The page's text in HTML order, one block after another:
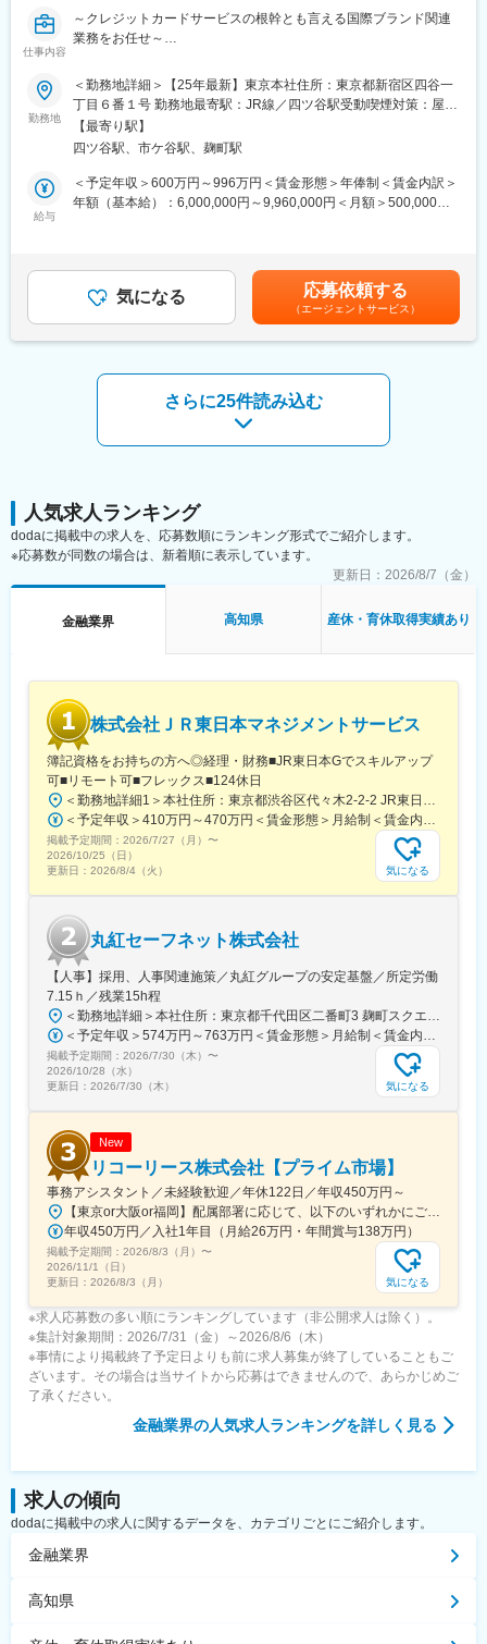
大久保駅(兵庫県)、仁川駅、はりま勝原駅、道場南口駅、中央市場
前駅、金橋駅、郡山駅(奈良県)、和歌山大学前駅、球場前駅(岡山
県)、岡山駅前駅、矢賀駅、文化の森駅、香西駅、綾川駅、いよ立
田駅、福間駅、スペースワールド駅、大保駅、九大学研都市駅、
宮崎駅、谷山駅(鹿児島市電)、てだこ浦西駅、県庁前駅(沖縄県)、
小禄駅、宮の沢駅、北仙台駅、津田沼駅、東海神駅、初富駅、公
園駅、青物横丁駅、淡路町駅、新宿駅、京橋駅(東京都)、茅ケ崎
生駅、矢田駅(愛知県)、新瑞橋駅、木曽川駅、近鉄富田駅、洛西口
駅、西梅田駅、大正駅(大阪府)、今福鶴見駅、大和川駅、岡山駅、
崎駅、高須神社駅、西川緑道公園駅、美栄橋駅
仕事内容
～クレジットカードサービスの根幹とも言える国際ブランド関連
業務をお任せ～
■具体的な業務内容：
・国際ブランドへの各種申請、報告
・国際ブランドからの情報収集、
ならびにグローバル基準に則したクレジットカードのソリューシ
ョン導入等の企画検討
・国際ブランドのルール等に沿った業務の企画・立案・推進
・国際ブランドとのイシュイング
クレジットカードサービスの根幹とも言える国際ブランド関連の
業務に携わることにより、会社への貢献度が高い業務です。
ブランドとのインセンティブ交渉を通じた直接的な利益貢献に加
■組織・チーム紹介：
当ポジションが属する事業推進本部は、ビジネス開発部・ビジネ
ス推進部・ファンドソースマネジメント部・キャッシング推進部
から構成される組織です。
いサービスをユーザーに提供することを実現するために日々取り
組んでいます。
その中で国際ブランド企画グループは、クレジットカード事業の
根幹である国際ブランドとの交渉カウンターとなり、ブランドル
ールに則った要件やソリューションの対応を進めたり、イシュイ
議・折衝を行うグループとなります。
勤務地
＜勤務地詳細＞【25年最新】東京本社住所：東京都新宿区四谷一
丁目６番１号 勤務地最寄駅：JR線／四ツ谷駅受動喫煙対策：屋内
喫煙可能場所あり変更の範囲：会社の定める事業所（リモートワ
ーク含む）
【最寄り駅】
四ツ谷駅、市ケ谷駅、麹町駅
給与
＜予定年収＞600万円～996万円＜賃金形態＞年俸制＜賃金内訳＞
年額（基本給）：6,000,000円～9,960,000円＜月額＞500,000円
センティブ）を支給（年1回）賃金はあくまでも目安の金額であ
り、選考を通じて上下する可能性があります。月給(月額)は固定手
当を含めた表記です。
気になる 応募依頼する
（エージェントサービス）
さらに25件読み込む
人気求人ランキング
dodaに掲載中の求人を、応募数順にランキング形式でご紹介します。
※応募数が同数の場合は、新着順に表示しています。
更新日： 2026/8/7（金）
金融業界 高知県 産休・育休取得実績あり
株式会社ＪＲ東日本マネジメントサービス
簿記資格をお持ちの方へ◎経理・財務■JR東日本Gでスキルアップ
可■リモート可■フレックス■124休日
＜勤務地詳細1＞本社住所：東京都渋谷区代々木2-2-2 JR東日本本社ビル9階受動喫煙対策：屋内全面禁煙＜勤務地詳細2＞東京都内オフィス住所：東京都23区内 受動喫煙対策：屋内全面禁煙変更の範囲：会社の定める事業所（リモートワーク含む）
＜予定年収＞410万円～470万円＜賃金形態＞月給制＜賃金内訳＞月額（基本給）：240,000円～250,000円＜月給＞240,000円～250,000円＜昇給有無＞有＜残業手当＞有＜給与補足＞※想定年収には残業月20Hも含めています■昇給：年1回■賞与：年2回(合計3.0ヶ月程度)※総合職：計6.0ヶ月程度■モデル年収総合職（課長）900万円総合職（マネージャー）630万円総合職（主任）520万円エリア（課員）410万円賃金はあくまでも目安の金額であり、選考を通じて上下する可能性があります。月給(月額)は固定手当を含めた表記です。
掲載予定期間： 2026/7/27（月） 〜
2026/10/25（日）
更新日： 2026/8/4（火） 気になる
丸紅セーフネット株式会社
【人事】採用、人事関連施策／丸紅グループの安定基盤／所定労働
7.15ｈ／残業15h程
＜勤務地詳細＞本社住所：東京都千代田区二番町3 麹町スクエア3F勤務地最寄駅：東京メトロ有楽町線／麹町駅受動喫煙対策：敷地内全面禁煙変更の範囲：会社の定める事業所（リモートワーク含む）
＜予定年収＞574万円～763万円＜賃金形態＞月給制＜賃金内訳＞月額（基本給）：285,000円～379,000円＜月給＞285,000円～379,000円＜昇給有無＞有＜残業手当＞有＜給与補足＞【賞与】（'26年度実績）6.6か月分支給【モデル年収例】622万円 入社5年目 (月給30万9千円＋賞与+月残業15時間)賃金はあくまでも目安の金額であり、選考を通じて上下する可能性があります。月給(月額)は固定手当を含めた表記です。
掲載予定期間： 2026/7/30（木） 〜
2026/10/28（水）
更新日： 2026/7/30（木） 気になる
New
リコーリース株式会社【プライム市場】
事務アシスタント／未経験歓迎／年休122日／年収450万円～
【東京or大阪or福岡】配属部署に応じて、以下のいずれかにご勤務いただきます。初期配属地は、ご希望の地域に配属いたします。■本社東京都港区東新橋1-5-2 汐留シティセンター19F☆JR・地下鉄各線 新橋駅より徒歩1分☆都営地下鉄大江戸線 汐留駅より徒歩1分■豊洲事業所東京都江東区東雲1-7-12 KDX豊洲グランスクエア7F☆東京メトロ有楽町線・ゆりかもめ 豊洲駅 徒歩12分☆りんかい線 東雲駅 徒歩12分※豊洲駅より「KDXグランスクエア行き無料シャトルバス」が運行しています。■関西支社大阪府大阪市北区堂島浜2-2-28 堂島アクシスビル12F☆地下鉄四ツ橋線・西梅田駅より徒歩10分・肥後橋駅 徒歩7分☆JR大阪駅 徒歩15分■九州支社福岡県福岡市博多区博多駅東2-10-35 博多プライムイースト3F☆JR博多駅より徒歩7分※受動喫煙対策有（屋内全面禁煙）
年収450万円／入社1年目（月給26万円・年間賞与138万円）
掲載予定期間： 2026/8/3（月） 〜
2026/11/1（日）
更新日： 2026/8/3（月） 気になる
※求人応募数の多い順にランキングしています（非公開求人は除く）。
※集計対象期間：2026/7/31（金）～2026/8/6（木）
※事情により掲載終了予定日よりも前に求人募集が終了していることもご
ざいます。その場合は当サイトから応募はできませんので、あらかじめご
了承ください。
金融業界の人気求人ランキングを詳しく見る
求人の傾向
dodaに掲載中の求人に関するデータを、カテゴリごとにご紹介します。
金融業界
高知県